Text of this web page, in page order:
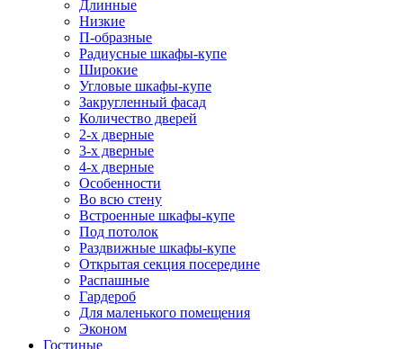
Длинные
Низкие
П-образные
Радиусные шкафы-купе
Широкие
Угловые шкафы-купе
Закругленный фасад
Количество дверей
2-х дверные
3-х дверные
4-х дверные
Особенности
Во всю стену
Встроенные шкафы-купе
Под потолок
Раздвижные шкафы-купе
Открытая секция посередине
Распашные
Гардероб
Для маленького помещения
Эконом
Гостиные